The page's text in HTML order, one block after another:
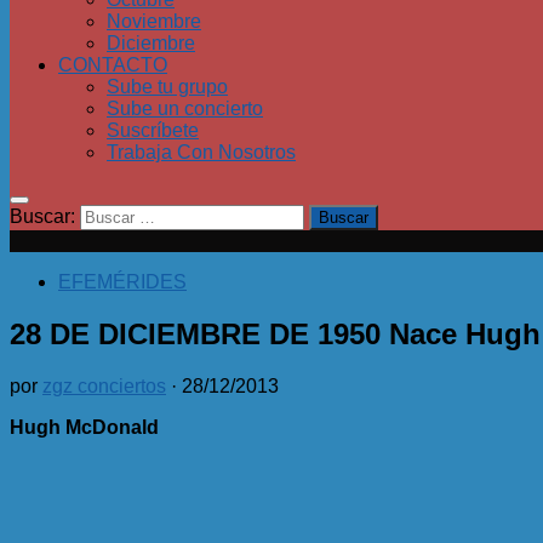
Noviembre
Diciembre
CONTACTO
Sube tu grupo
Sube un concierto
Suscríbete
Trabaja Con Nosotros
Buscar:
EFEMÉRIDES
28 DE DICIEMBRE DE 1950 Nace
por zgz conciertos · 28/12/2013
Hugh McDonald